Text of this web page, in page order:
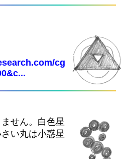
cg
せん。白色星
い丸は小惑星